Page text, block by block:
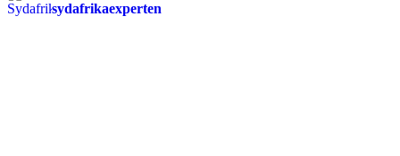
sydafrikaexperten